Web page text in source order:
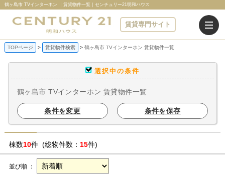
鶴ヶ島市 TVインターホン ｜賃貸物件一覧｜センチュリー21明和ハウス
賃貸専門サイト
TOPページ 賃貸物件検索 鶴ヶ島市 TVインターホン 賃貸物件一覧
選択中の条件
鶴ヶ島市 TVインターホン 賃貸物件一覧
条件を変更 条件を保存
棟数10件 (総物件数： 15件)
並び順 ：